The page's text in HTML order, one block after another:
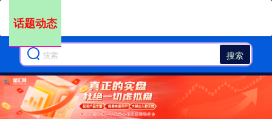
搜索
话题动态